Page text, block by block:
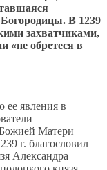
В 1239
захватчиками,
«не обретеся в
ее явления в
Матери
г. благословил
Александра